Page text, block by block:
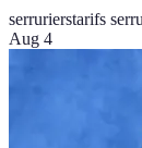
serrurierstarifs
Aug 4